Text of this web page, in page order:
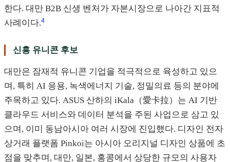
한다. 대만 B2B 신생 벤처가 자본시장으로 나아간 지표적
사례이다.4
신흥 유니콘 후보
대만은 잠재적 유니콘 기업을 적극적으로 육성하고 있으
며, 특히 AI 응용, 녹색에너지 기술, 정밀의료 등의 분야에
주목하고 있다. ASUS 산하의 iKala（愛卡拉）는 AI 기반
클라우드 서비스와 데이터 분석을 주된 사업으로 삼고 있
으며, 이미 동남아시아 여러 시장에 진입했다. 디자인 전자
상거래 플랫폼 Pinkoi는 아시아 오리지널 디자인 상품에 초
점을 맞추며, 대만, 일본, 홍콩에서 상당한 규모의 사용자